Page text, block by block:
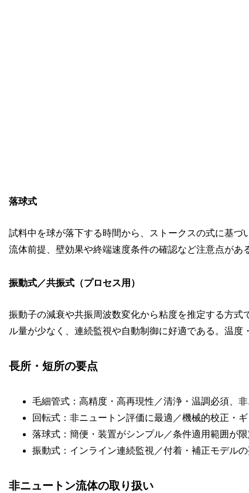
落球式
試料中を球が落下する時間から、ストークスの式に基
流体前提、壁効果や終端速度条件の確認など注意点があ
振動式／共振式（プロセス用）
振動子の減衰や共振周波数変化から粘度を推定する方式
ル量が少なく、連続監視や自動制御に好適である。温度
長所・短所の要点
毛細管式：高精度・高再現性／清浄・温調必須、
回転式：非ニュートン評価に最適／機械的校正・
落球式：簡便・装置がシンプル／条件適用範囲が限
振動式：インライン連続監視／付着・補正モデル
非ニュートン流体の取り扱い